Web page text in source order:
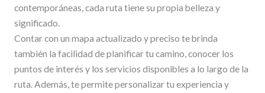
contemporáneas, cada ruta tiene su propia belleza y
significado.
Contar con un mapa actualizado y preciso te brinda
también la facilidad de planificar tu camino, conocer los
puntos de interés y los servicios disponibles a lo largo de la
ruta. Además, te permite personalizar tu experiencia y